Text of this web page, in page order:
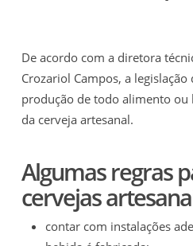
De acordo com a diretora
Crozariol Campos, a
produção de todo alimento ou
da cerveja artesanal.
Algumas regras
cervejas
contar com instalações